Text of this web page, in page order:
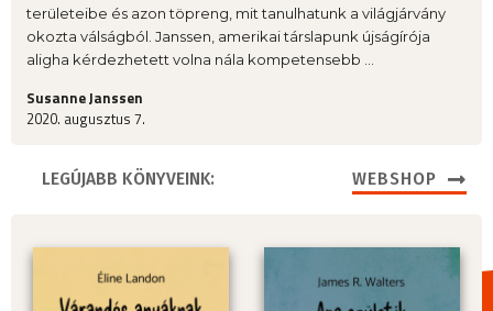
területeibe és azon töpreng, mit tanulhatunk a világjárvány
okozta válságból. Janssen, amerikai társlapunk újságírója
aligha kérdezhetett volna nála kompetensebb ...
Susanne Janssen
2020. augusztus 7.
LEGÚJABB KÖNYVEINK: WEBSHOP